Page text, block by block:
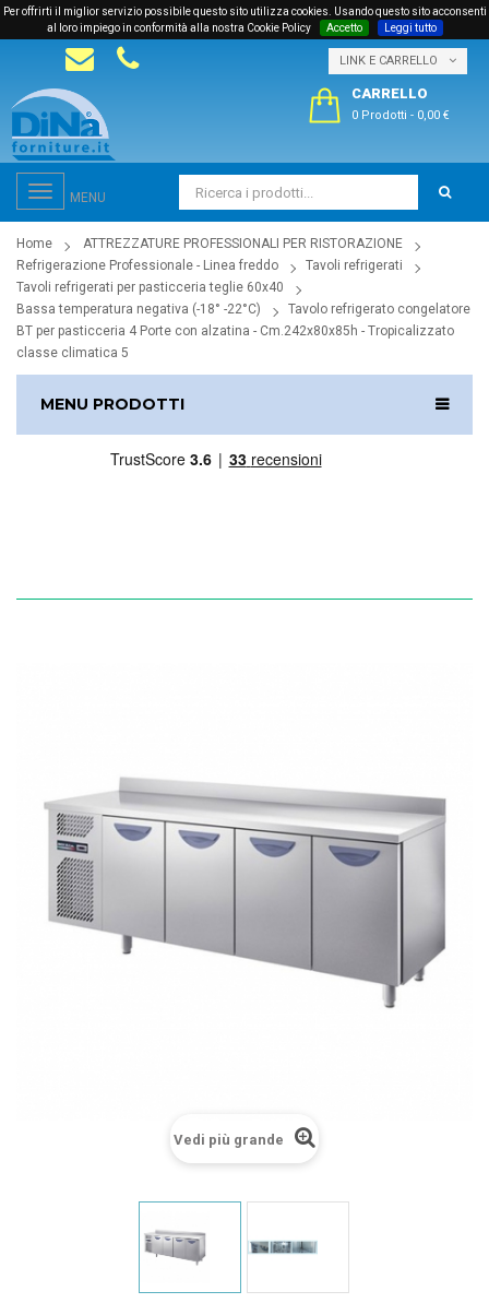
Per offrirti il miglior servizio possibile questo sito utilizza cookies. Usando questo sito acconsenti
al loro impiego in conformità alla nostra Cookie Policy
Accetto Leggi tutto
LINK E CARRELLO
CARRELLO
0 Prodotti - 0,00 €
Toggle
navigation
MENU
Home
ATTREZZATURE PROFESSIONALI PER RISTORAZIONE
Refrigerazione Professionale - Linea freddo
Tavoli refrigerati
Tavoli refrigerati per pasticceria teglie 60x40
Bassa temperatura negativa (-18° -22°C)
Tavolo refrigerato congelatore
BT per pasticceria 4 Porte con alzatina - Cm.242x80x85h - Tropicalizzato
classe climatica 5
MENU PRODOTTI
Vedi più grande